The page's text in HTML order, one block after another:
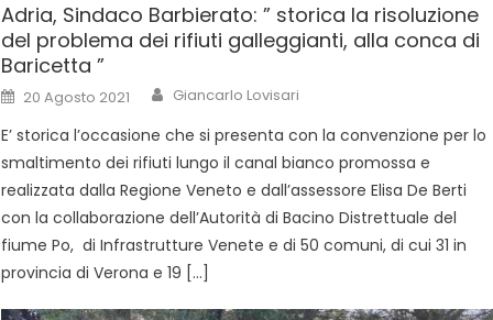
Adria, Sindaco Barbierato: ” storica la risoluzione
del problema dei rifiuti galleggianti, alla conca di
Baricetta ”
20 Agosto 2021 Giancarlo Lovisari
E’ storica l’occasione che si presenta con la convenzione per lo
smaltimento dei rifiuti lungo il canal bianco promossa e
realizzata dalla Regione Veneto e dall’assessore Elisa De Berti
con la collaborazione dell’Autorità di Bacino Distrettuale del
fiume Po, di Infrastrutture Venete e di 50 comuni, di cui 31 in
provincia di Verona e 19 […]